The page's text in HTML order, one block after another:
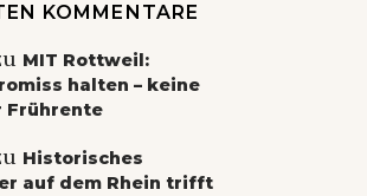
KOMMENTARE
MIT Rottweil:
halten – keine
Frührente
Historisches
auf dem Rhein trifft